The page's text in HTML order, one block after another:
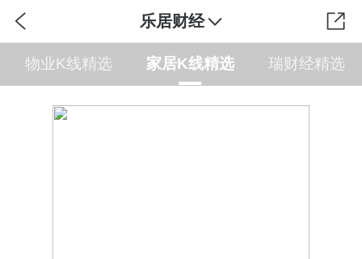
乐居财经
物业K线精选 家居K线精选 瑞财经精选